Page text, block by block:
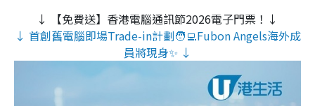
↓ 【免費送】香港電腦通訊節2026電子門票！↓
↓ 首創舊電腦即場Trade-in計劃🧑‍💻Fubon Angels海外成
員將現身✨ ↓